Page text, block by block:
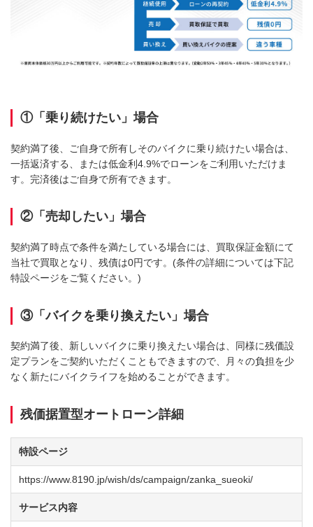
①「乗り続けたい」場合
契約満了後、ご自身で所有しそのバイクに乗り続けたい場合は、
一括返済する、または低金利4.9%でローンをご利用いただけま
す。完済後はご自身で所有できます。
②「売却したい」場合
契約満了時点で条件を満たしている場合には、買取保証金額にて
当社で買取となり、残債は0円です。(条件の詳細については下記
特設ページをご覧ください。)
③「バイクを乗り換えたい」場合
契約満了後、新しいバイクに乗り換えたい場合は、同様に残価設
定プランをご契約いただくこともできますので、月々の負担を少
なく新たにバイクライフを始めることができます。
残価据置型オートローン詳細
特設ページ
https://www.8190.jp/wish/ds/campaign/zanka_sueoki/
サービス内容